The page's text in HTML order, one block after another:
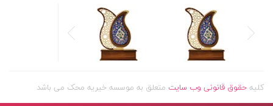
کلیهحقوق قانونی وب سایت متعلق به موسسه خیریه محک می باشد